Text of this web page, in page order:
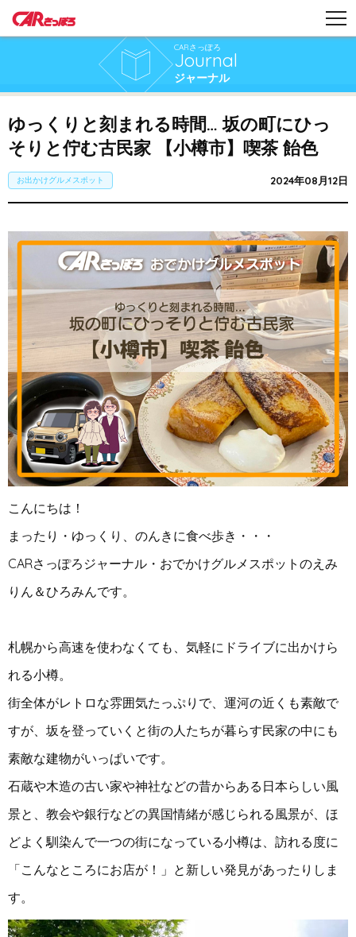
CARさっぽろ
Journal
ジャーナル
ゆっくりと刻まれる時間… 坂の町にひっ
そりと佇む古民家 【小樽市】喫茶 飴色
お出かけグルメスポット 2024年08月12日
こんにちは！
まったり・ゆっくり、のんきに食べ歩き・・・
CARさっぽろジャーナル・おでかけグルメスポットのえみ
りん＆ひろみんです。
札幌から高速を使わなくても、気軽にドライブに出かけら
れる小樽。
街全体がレトロな雰囲気たっぷりで、運河の近くも素敵で
すが、坂を登っていくと街の人たちが暮らす民家の中にも
素敵な建物がいっぱいです。
石蔵や木造の古い家や神社などの昔からある日本らしい風
景と、教会や銀行などの異国情緒が感じられる風景が、ほ
どよく馴染んで一つの街になっている小樽は、訪れる度に
「こんなところにお店が！」と新しい発見があったりしま
す。